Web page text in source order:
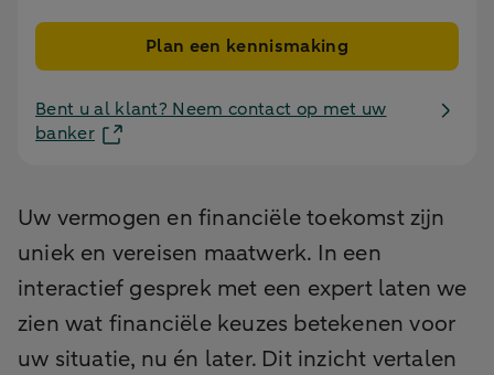
Plan een kennismaking
Bent u al klant? Neem contact op met uw
banker
Uw vermogen en financiële toekomst zijn
uniek en vereisen maatwerk. In een
interactief gesprek met een expert laten we
zien wat financiële keuzes betekenen voor
uw situatie, nu én later. Dit inzicht vertalen